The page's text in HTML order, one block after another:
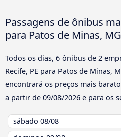
Passagens de ônibus
para Patos de Minas, MG
Todos os dias, 6 ônibus de 2
Recife, PE para Patos de Minas,
encontrará os preços mais
a partir de 09/08/2026 e para os
sábado 08/08